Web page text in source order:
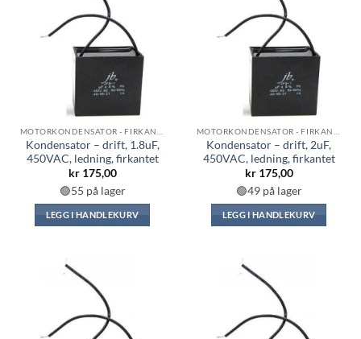
Kondensator – drift, 1.8uF,
450VAC, ledning, firkantet
kr175,00
🟢55 på lager
LEGG I HANDLEKURV
Kondensator – drift, 2uF,
450VAC, ledning, firkantet
kr175,00
🟢49 på lager
LEGG I HANDLEKURV